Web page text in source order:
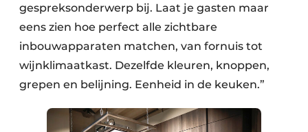
gespreksonderwerp bij. Laat je gasten maar
eens zien hoe perfect alle zichtbare
inbouwapparaten matchen, van fornuis tot
wijnklimaatkast. Dezelfde kleuren, knoppen,
grepen en belijning. Eenheid in de keuken.”